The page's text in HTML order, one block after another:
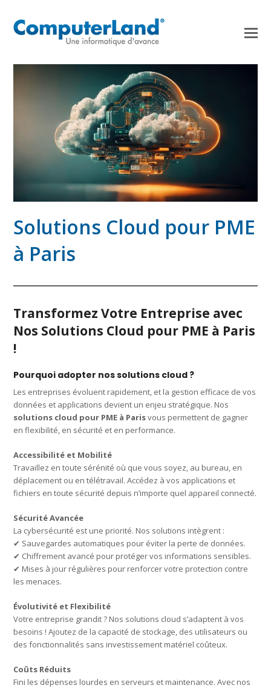
Solutions Cloud pour PME
à Paris
Transformez Votre Entreprise avec
Nos Solutions Cloud pour PME à Paris
!
Pourquoi adopter nos solutions cloud ?
Les entreprises évoluent rapidement, et la gestion efficace de vos
données et applications devient un enjeu stratégique. Nos
solutions cloud pour PME à Parisvous permettent de gagner
en flexibilité, en sécurité et en performance.
Accessibilité et Mobilité
Travaillez en toute sérénité où que vous soyez, au bureau, en
déplacement ou en télétravail. Accédez à vos applications et
fichiers en toute sécurité depuis n’importe quel appareil connecté.
Sécurité Avancée
La cybersécurité est une priorité. Nos solutions intègrent :
✔ Sauvegardes automatiques pour éviter la perte de données.
✔ Chiffrement avancé pour protéger vos informations sensibles.
✔ Mises à jour régulières pour renforcer votre protection contre
les menaces.
Évolutivité et Flexibilité
Votre entreprise grandit ? Nos solutions cloud s’adaptent à vos
besoins ! Ajoutez de la capacité de stockage, des utilisateurs ou
des fonctionnalités sans investissement matériel coûteux.
Coûts Réduits
Fini les dépenses lourdes en serveurs et maintenance. Avec nos